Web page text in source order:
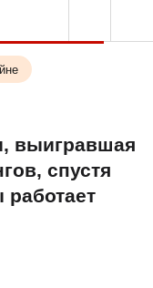
выигравшая
спустя
работает